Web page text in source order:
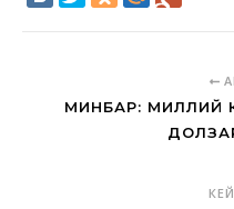
МИНБАР: МИЛЛИЙ